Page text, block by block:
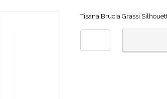
Tisana Brucia Grassi